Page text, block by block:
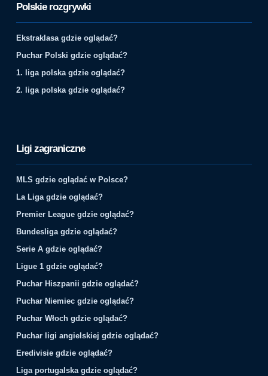
Polskie rozgrywki
Ekstraklasa gdzie oglądać?
Puchar Polski gdzie oglądać?
1. liga polska gdzie oglądać?
2. liga polska gdzie oglądać?
Ligi zagraniczne
MLS gdzie oglądać w Polsce?
La Liga gdzie oglądać?
Premier League gdzie oglądać?
Bundesliga gdzie oglądać?
Serie A gdzie oglądać?
Ligue 1 gdzie oglądać?
Puchar Hiszpanii gdzie oglądać?
Puchar Niemiec gdzie oglądać?
Puchar Włoch gdzie oglądać?
Puchar ligi angielskiej gdzie oglądać?
Eredivisie gdzie oglądać?
Liga portugalska gdzie oglądać?